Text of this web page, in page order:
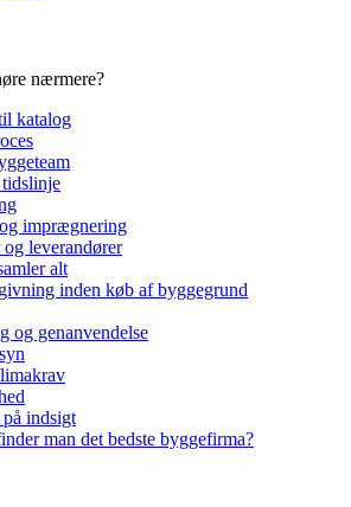
nærmere?
katalog
tidslinje
imprægnering
leverandører
alt
inden køb af byggegrund
og genanvendelse
indsigt
man det bedste byggefirma?